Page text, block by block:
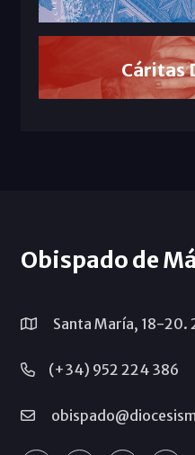
Cáritas
Obispado de
Santa María, 18-20.
(+34) 952 224 386